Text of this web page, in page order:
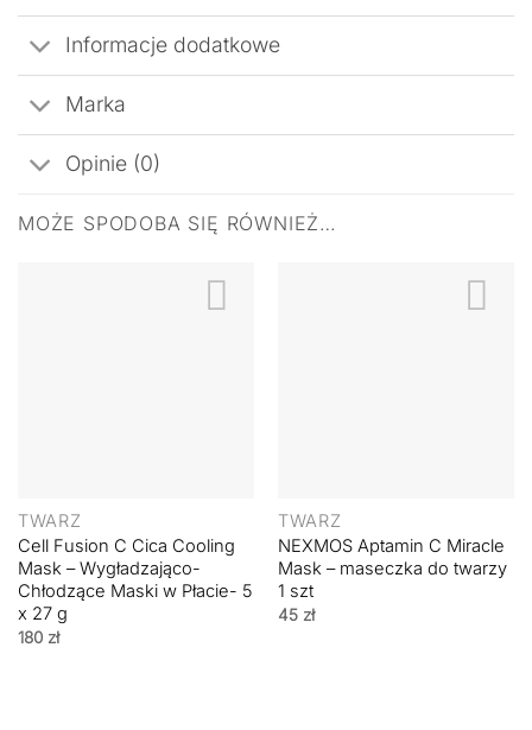
Informacje dodatkowe
Marka
Opinie (0)
MOŻE SPODOBA SIĘ RÓWNIEŻ…
TWARZ
Cell Fusion C Cica Cooling
Mask – Wygładzająco-
Chłodzące Maski w Płacie- 5
x 27 g
180 zł
TWARZ
NEXMOS Aptamin C Miracle
Mask – maseczka do twarzy
1 szt
45 zł